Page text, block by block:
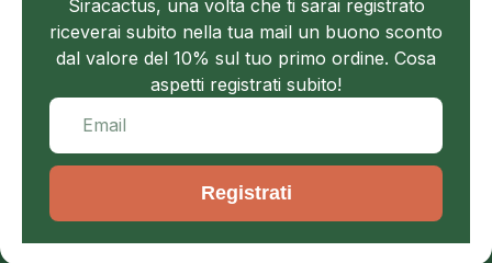
Siracactus, una volta che ti sarai registrato
riceverai subito nella tua mail un buono sconto
dal valore del 10% sul tuo primo ordine. Cosa
aspetti registrati subito!
Registrati